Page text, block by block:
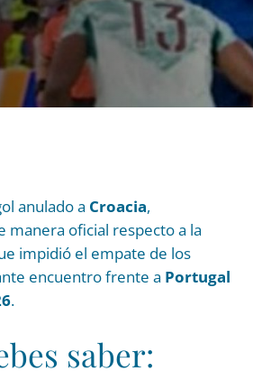
anulado a Croacia,
manera oficial respecto a la
impidió el empate de los
encuentro frente a Portugal
.
saber: